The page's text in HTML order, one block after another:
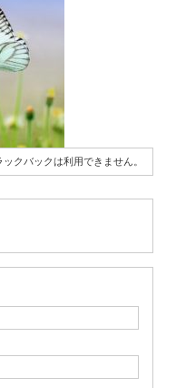
ックバックは利用できません。